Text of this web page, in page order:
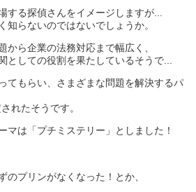
する探偵さんをイメージしますが...
知らないのではないでしょうか。
から企業の法務対応まで幅広く、
としての役割を果たしているそうで...
てもらい、さまざまな問題を解決するパ
れたそうです。
マは「プチミステリー」としました！
のプリンがなくなった！とか、